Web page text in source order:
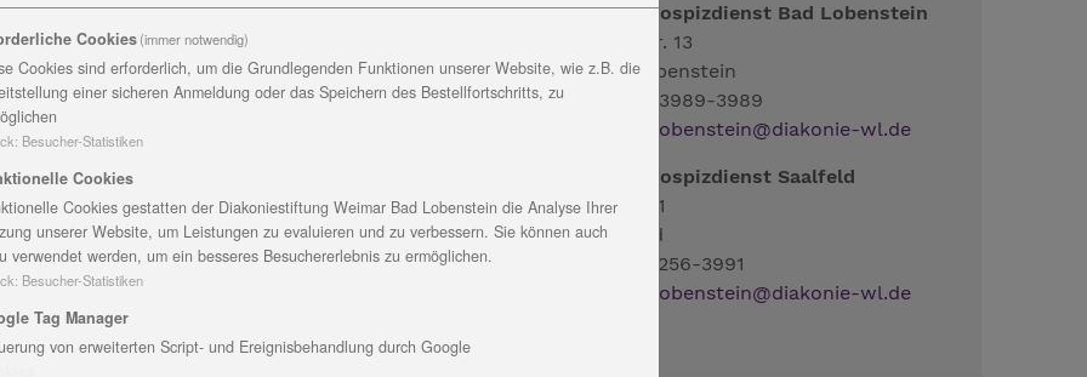
Pflege und medizinische
„Abschied. Eine Hilfe zum Umgang
Das Heft spiegelt die
aus den
Ambulanter Hospizdienst Bad Lobenstein
Bayerische Str. 13
07356 Bad Lobenstein
Tel.: 036651 - 3989-3989
Hospiz.Lobenstein@diakonie-wl.de
Ambulanter Hospizdienst Saalfeld
Brudergasse 11
07318 Saalfeld
Tel.: 03671 - 5256-3991
Hospiz.Lobenstein@diakonie-wl.de
Cookies(immer notwendig)
Cookies sind erforderlich, um die Grundlegenden Funktionen unserer Website, wie z.B. die
einer sicheren Anmeldung oder das Speichern des Bestellfortschritts, zu
: Besucher-Statistiken
Cookies
Cookies gestatten der Diakoniestiftung Weimar Bad Lobenstein die Analyse Ihrer
unserer Website, um Leistungen zu evaluieren und zu verbessern. Sie können auch
verwendet werden, um ein besseres Besuchererlebnis zu ermöglichen.
: Besucher-Statistiken
Tag Manager
von erweiterten Script- und Ereignisbehandlung durch Google